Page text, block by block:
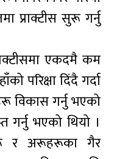
प्राक्टीस सुरू गर्नु
एकदमै कम
परिक्षा दिंदै गर्दा
विकास गर्नु भएको
गर्नु भएको थियो ।
र अरूहरूका गैर